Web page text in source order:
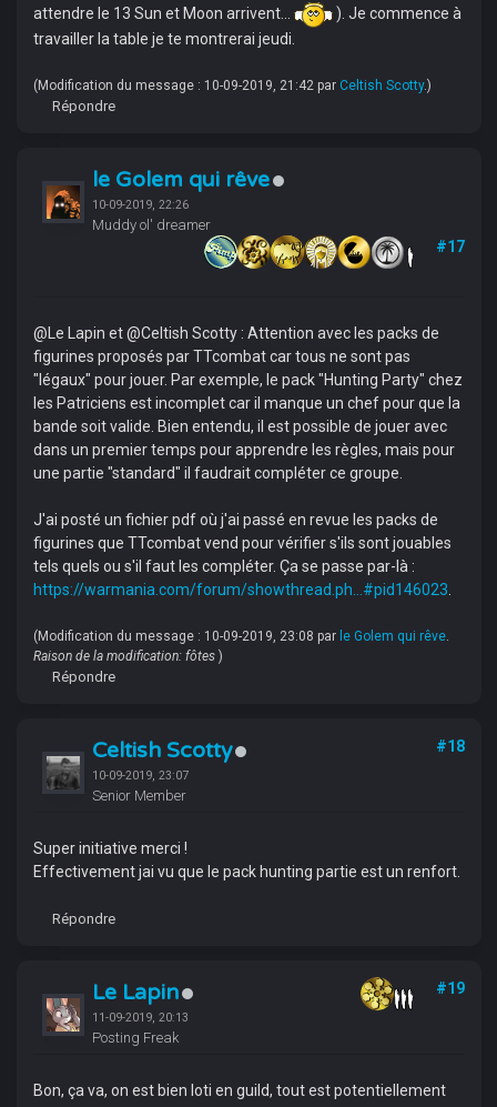
attendre le 13 Sun et Moon arrivent...
). Je commence à
travailler la table je te montrerai jeudi.
(Modification du message : 10-09-2019, 21:42 par Celtish Scotty.)
Répondre
le Golem qui rêve
10-09-2019, 22:26
Muddy ol' dreamer
#17
@Le Lapin et @Celtish Scotty : Attention avec les packs de
figurines proposés par TTcombat car tous ne sont pas
"légaux" pour jouer. Par exemple, le pack "Hunting Party" chez
les Patriciens est incomplet car il manque un chef pour que la
bande soit valide. Bien entendu, il est possible de jouer avec
dans un premier temps pour apprendre les règles, mais pour
une partie "standard" il faudrait compléter ce groupe.
J'ai posté un fichier pdf où j'ai passé en revue les packs de
figurines que TTcombat vend pour vérifier s'ils sont jouables
tels quels ou s'il faut les compléter. Ça se passe par-là :
https://warmania.com/forum/showthread.ph...#pid146023
(Modification du message : 10-09-2019, 23:08 par le Golem qui rêve.
Raison de la modification: fôtes )
Répondre
Celtish Scotty
10-09-2019, 23:07
Senior Member
#18
Super initiative merci !
Effectivement jai vu que le pack hunting partie est un renfort.
Répondre
Le Lapin
11-09-2019, 20:13
Posting Freak
#19
Bon, ça va, on est bien loti en guild, tout est potentiellement